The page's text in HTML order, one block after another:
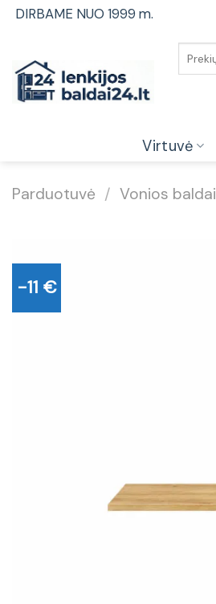
SkipDIRBAME NUO 1999 m.
Virtuvė
Parduotuvė / Vonios baldai
-11 €